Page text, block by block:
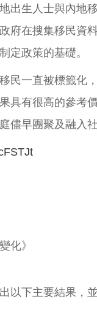
出生人士與內地
府在搜集移民資
定政策的基礎。
民一直被標籤化
具有很高的參考
儘早團聚及融入
化》
以下主要結果，